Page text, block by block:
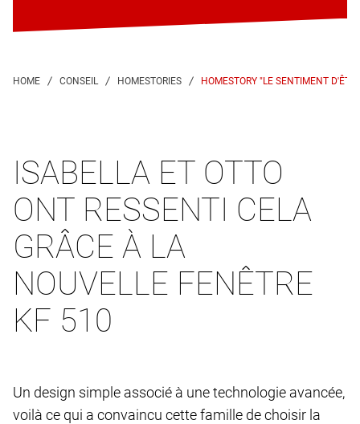
HOMESTORY "LE SENTIMENT
ISABELLA ET OTTO
ONT RESSENTI CELA
GRÂCE À LA
NOUVELLE FENÊTRE
KF 510
Un design simple associé à une technologie avancée,
voilà ce qui a convaincu cette famille de choisir la